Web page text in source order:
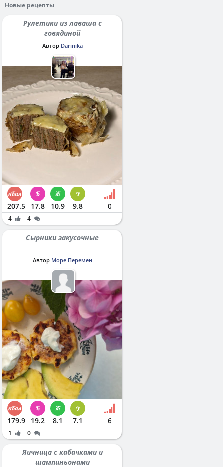
Новые рецепты
Рулетики из лаваша с
говядиной
Автор Darinika
207.5 17.8 10.9 9.8 0
4 4
Сырники закусочные
Автор Море Перемен
179.9 19.2 8.1 7.1 6
1 0
Яичница с кабачками и
шампиньонами